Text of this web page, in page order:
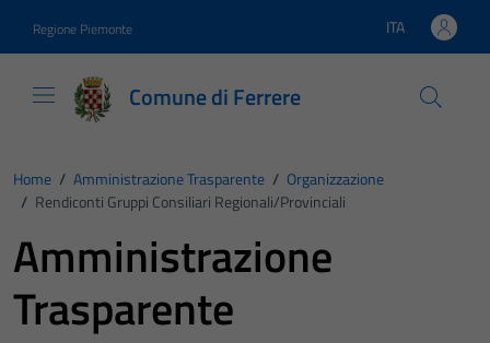
Regione Piemonte Lingua attiva:
ITA
Comune di Ferrere
Home / Amministrazione Trasparente / Organizzazione
/ Rendiconti Gruppi Consiliari Regionali/provinciali
Amministrazione
Trasparente